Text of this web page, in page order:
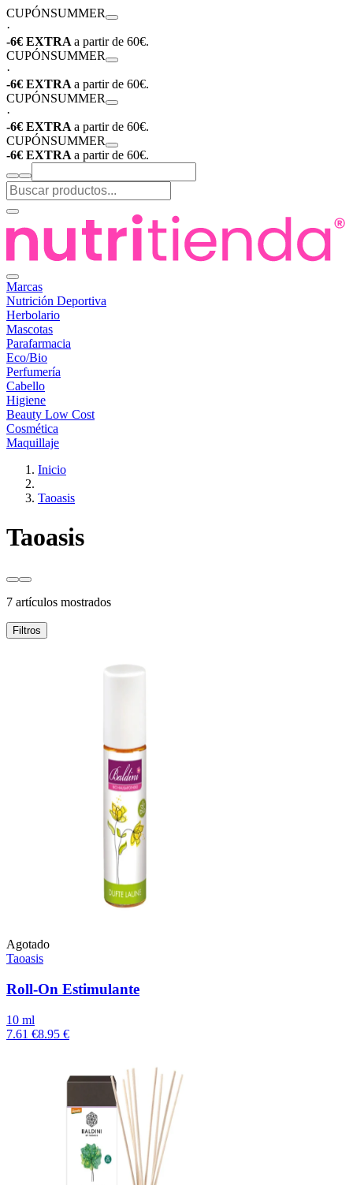
CUPÓNSUMMER
·
-6€ EXTRA a partir de 60€.
CUPÓNSUMMER
·
-6€ EXTRA a partir de 60€.
CUPÓNSUMMER
·
-6€ EXTRA a partir de 60€.
CUPÓNSUMMER
-6€ EXTRA a partir de 60€.
Marcas
Nutrición Deportiva
Herbolario
Mascotas
Parafarmacia
Eco/Bio
Perfumería
Cabello
Higiene
Beauty Low Cost
Cosmética
Maquillaje
Inicio
Taoasis
Taoasis
7 artículos mostrados
Filtros
Agotado
Taoasis
Roll-On Estimulante
10 ml
7.61 €8.95 €